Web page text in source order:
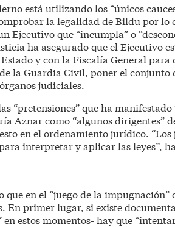
está utilizando los “únicos
la legalidad de Bildu por lo
Ejecutivo que “incumpla” o
ha asegurado que el Ejecutivo
y con la Fiscalía General para
la Guardia Civil, poner el conjunto
judiciales.
“pretensiones” que ha
Aznar como “algunos dirigentes”
en el ordenamiento jurídico. “Los
interpretar y aplicar las leyes”,
en el “juego de la impugnación”
En primer lugar, si existe
en estos momentos- hay que